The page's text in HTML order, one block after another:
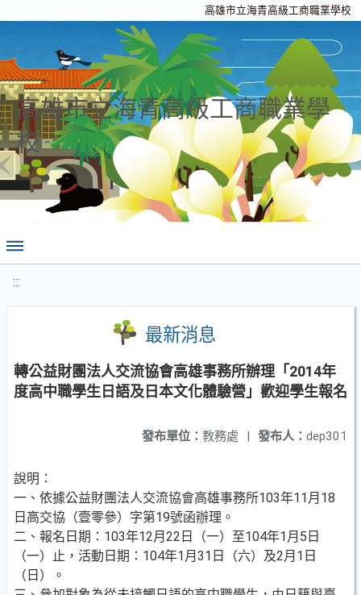
高雄市立海青高級工商職業學校
高雄市立海青高級工商職業學
校
:::
最新消息
轉公益財團法人交流協會高雄事務所辦理「2014年
度高中職學生日語及日本文化體驗營」歡迎學生報名
發布人： dep301
發布單位： 教務處 |
說明：
一、依據公益財團法人交流協會高雄事務所103年11月18
日高交協（壹零參）字第19號函辦理。
二、報名日期：103年12月22日（一）至104年1月5日
（一）止，活動日期：104年1月31日（六）及2月1日
（日）。